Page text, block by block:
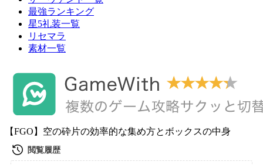
最強ランキング
星5礼装一覧
リセマラ
素材一覧
【FGO】空の砕片の効率的な集め方とボックスの中身